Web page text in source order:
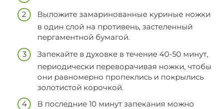
Выложите замаринованные куриные ножки
в один слой на противень, застеленный
пергаментной бумагой.
Запекайте в духовке в течение 40-50 минут,
периодически переворачивая ножки, чтобы
они равномерно пропеклись и покрылись
золотистой корочкой.
В последние 10 минут запекания можно